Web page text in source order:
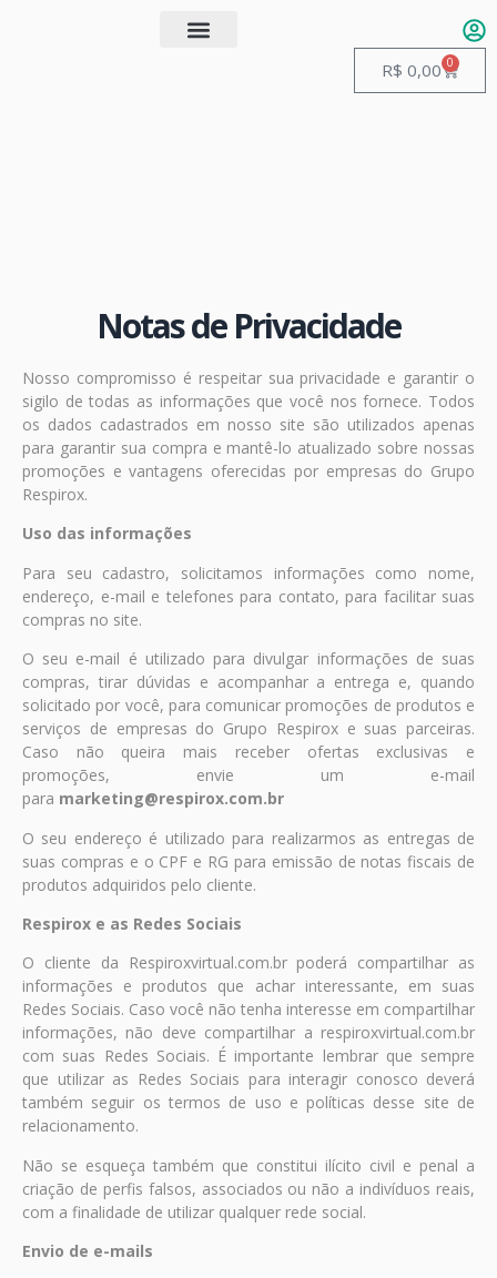
R$ 0,00 0
Notas de Privacidade
Nosso compromisso é respeitar sua privacidade e garantir o
sigilo de todas as informações que você nos fornece. Todos
os dados cadastrados em nosso site são utilizados apenas
para garantir sua compra e mantê-lo atualizado sobre nossas
promoções e vantagens oferecidas por empresas do Grupo
Respirox.
Uso das informações
Para seu cadastro, solicitamos informações como nome,
endereço, e-mail e telefones para contato, para facilitar suas
compras no site.
O seu e-mail é utilizado para divulgar informações de suas
compras, tirar dúvidas e acompanhar a entrega e, quando
solicitado por você, para comunicar promoções de produtos e
serviços de empresas do Grupo Respirox e suas parceiras.
Caso não queira mais receber ofertas exclusivas e
promoções, envie um e-mail
para marketing@respirox.com.br
O seu endereço é utilizado para realizarmos as entregas de
suas compras e o CPF e RG para emissão de notas fiscais de
produtos adquiridos pelo cliente.
Respirox e as Redes Sociais
O cliente da Respiroxvirtual.com.br poderá compartilhar as
informações e produtos que achar interessante, em suas
Redes Sociais. Caso você não tenha interesse em compartilhar
informações, não deve compartilhar a respiroxvirtual.com.br
com suas Redes Sociais. É importante lembrar que sempre
que utilizar as Redes Sociais para interagir conosco deverá
também seguir os termos de uso e políticas desse site de
relacionamento.
Não se esqueça também que constitui ilícito civil e penal a
criação de perfis falsos, associados ou não a indivíduos reais,
com a finalidade de utilizar qualquer rede social.
Envio de e-mails